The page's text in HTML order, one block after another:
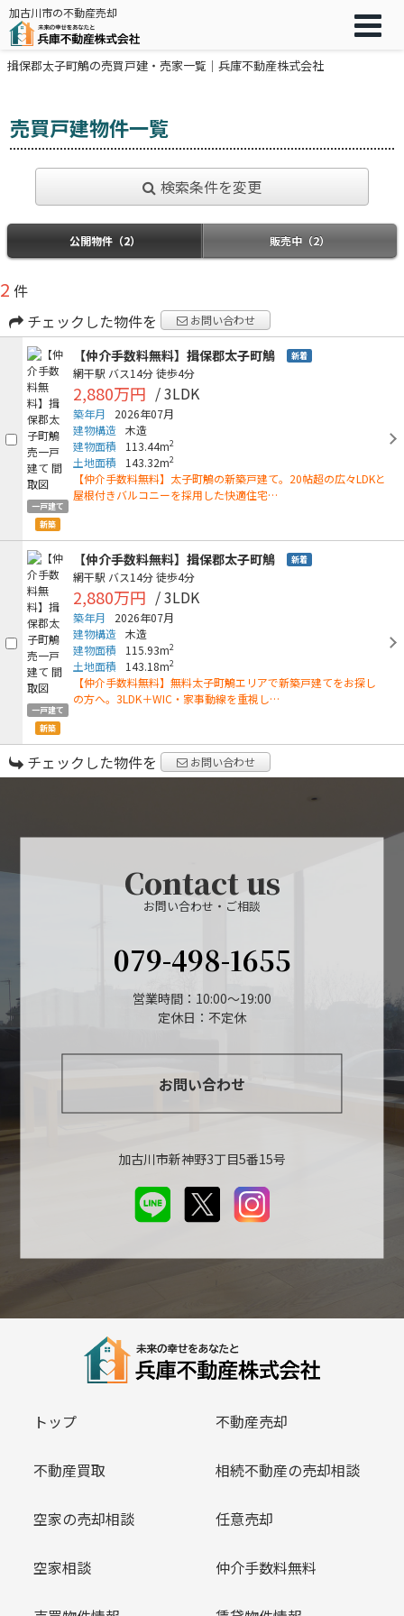
加古川市の不動産売却
揖保郡太子町鵤の売買戸建・売家一覧｜兵庫不動産株式会社
売買戸建物件一覧
検索条件を変更
公開物件（2） 販売中（2）
2 件
チェックした物件を
お問い合わせ
一戸建て
新築
【仲介手数料無料】揖保郡太子町鵤 新着
網干駅 バス14分徒歩4分
2,880万円 / 3LDK
築年月
2026年07月
建物構造 木造
建物面積
113.44m2
土地面積 143.32m2
【仲介手数料無料】太子町鵤の新築戸建て。20帖超の広々LDKと
屋根付きバルコニーを採用した快適住宅…
一戸建て
新築
【仲介手数料無料】揖保郡太子町鵤 新着
網干駅 バス14分徒歩4分
2,880万円 / 3LDK
築年月
2026年07月
建物構造 木造
建物面積
115.93m2
土地面積 143.18m2
【仲介手数料無料】無料太子町鵤エリアで新築戸建てをお探し
の方へ。3LDK＋WIC・家事動線を重視し…
チェックした物件を お問い合わせ
Contact us
お問い合わせ・ご相談
079-498-1655
営業時間：10:00～19:00
定休日：不定休
お問い合わせ
加古川市新神野3丁目5番15号
トップ 不動産売却
不動産買取 相続不動産の売却相談
空家の売却相談 任意売却
空家相談 仲介手数料無料